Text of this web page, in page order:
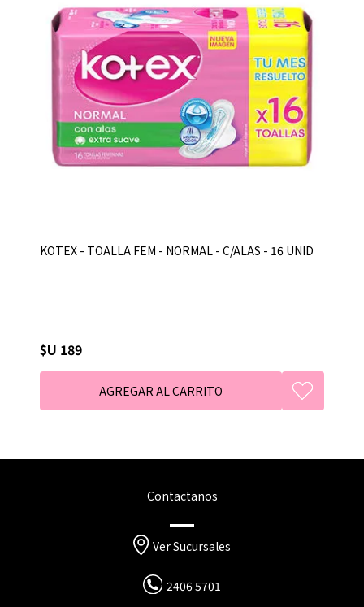
KOTEX - TOALLA FEM - NORMAL - C/ALAS - 16 UNID
$U 189
Contactanos
Ver Sucursales
2406 5701